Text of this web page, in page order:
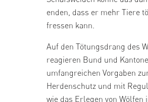
enden, dass er mehr Tiere
fressen kann.
Auf den Tötungsdrang des
reagieren Bund und
umfangreichen Vorgaben
Herdenschutz und mit
wie das Erlegen von Wölfen